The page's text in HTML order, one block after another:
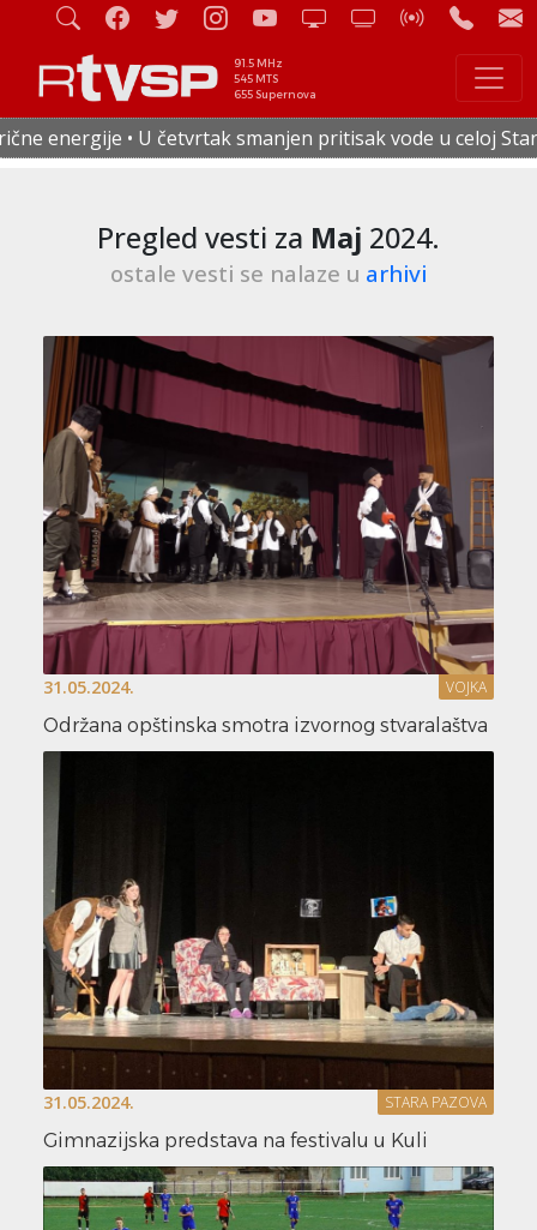
91.5 MHz
545 MTS
655 Supernova
vode u celoj Staroj Pazovi • Od 17. avgusta
Pregled vesti za Maj 2024.
ostale vesti se nalaze u arhivi
31.05.2024. VOJKA
Održana opštinska smotra izvornog stvaralaštva
31.05.2024. STARA PAZOVA
Gimnazijska predstava na festivalu u Kuli